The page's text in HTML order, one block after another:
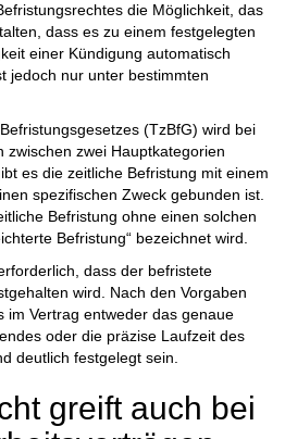
die Möglichkeit, das
dass es zu einem festgelegten
einer Kündigung automatisch
jedoch nur unter bestimmten
(TzBfG) wird bei
zwischen zwei Hauptkategorien
es die zeitliche Befristung mit einem
spezifischen Zweck gebunden ist.
Befristung ohne einen solchen
Befristung“ bezeichnet wird.
dass der befristete
wird. Nach den Vorgaben
im Vertrag entweder das genaue
oder die präzise Laufzeit des
deutlich festgelegt sein.
greift auch bei